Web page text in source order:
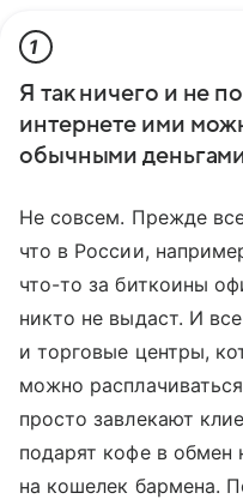
1
Я так ничего и не
интернете ими
обычными
Не совсем. Прежде
что в России,
что-то за биткоины
никто не выдаст. И
и торговые центры,
можно
просто завлекают
подарят кофе в обмен
на кошелек бармена.